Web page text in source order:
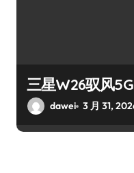
三星W26驭风
dawei 3 月 31,